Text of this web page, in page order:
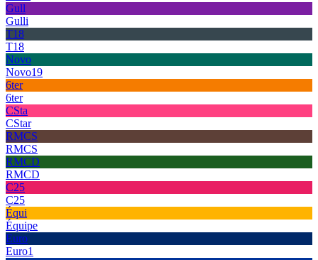
Gull
Gulli
T18
T18
Novo
Novo19
6ter
6ter
CSta
CStar
RMCS
RMCS
RMCD
RMCD
C25
C25
Équi
Équipe
Euro
Euro1